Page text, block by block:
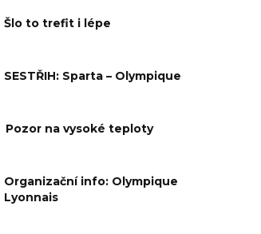
Šlo to trefit i lépe
SESTŘIH: Sparta – Olympique
Pozor na vysoké teploty
Organizační info: Olympique
Lyonnais